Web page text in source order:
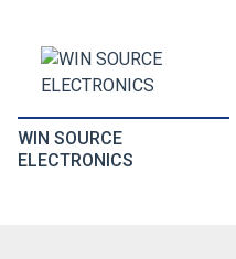
WIN SOURCE
ELECTRONICS